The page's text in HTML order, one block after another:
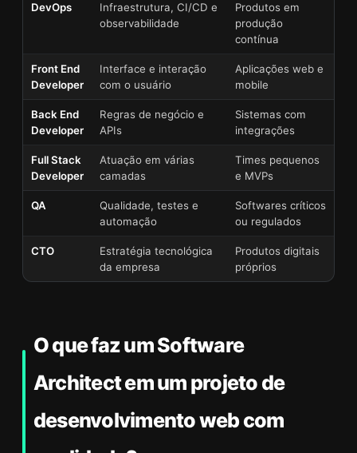
DevOps
Infraestrutura, CI/CD e
observabilidade
Produtos em
produção
contínua
Front End
Developer
Interface e interação
com o usuário
Aplicações web e
mobile
Back End
Developer
Regras de negócio e
APIs
Sistemas com
integrações
Full Stack
Developer
Atuação em várias
camadas
Times pequenos
e MVPs
QA
Qualidade, testes e
automação
Softwares críticos
ou regulados
CTO
Estratégia tecnológica
da empresa
Produtos digitais
próprios
O que faz um Software
Architect em um projeto de
desenvolvimento web com